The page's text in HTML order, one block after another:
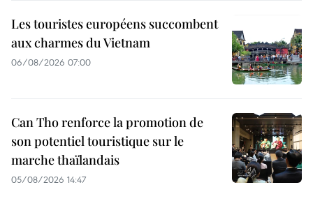
Les touristes européens succombent
aux charmes du Vietnam
06/08/2026 07:00
Can Tho renforce la promotion de
son potentiel touristique sur le
marche thaïlandais
05/08/2026 14:47